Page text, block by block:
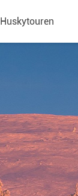
Huskytouren
1 Stoppflüge
& Skandinavien